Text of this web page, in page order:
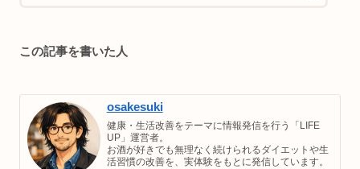
この記事を書いた人
osakesuki
健康・生活改善をテーマに情報発信を行う「LIFE
UP」運営者。
お酒が好きでも無理なく続けられるダイエットや生
活習慣の改善を、実体験をもとに発信しています。